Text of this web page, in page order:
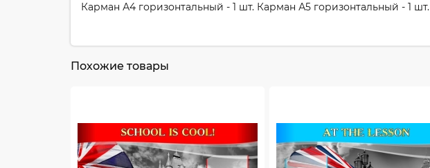
Карман А4 горизонтальный - 1 шт. Карман А5 горизонтальный - 1 шт.
Похожие товары